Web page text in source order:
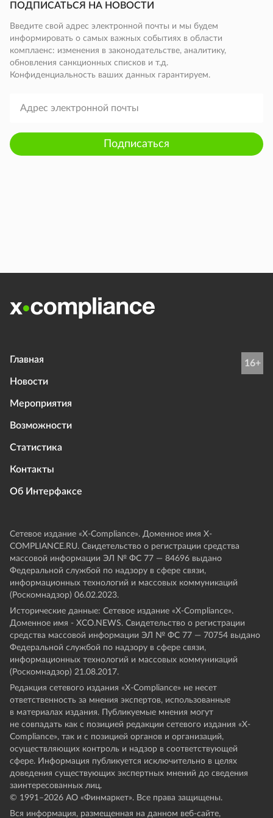
ПОДПИСАТЬСЯ НА НОВОСТИ
Введите свой адрес электронной почты и мы будем
информировать о самых важных событиях в области
комплаенс: изменения в законодательстве, аналитику,
обновления санкционных списков и т.д.
Конфиденциальность ваших данных гарантируем.
Подписаться
Главная
Новости
Мероприятия
Возможности
Статистика
Контакты
Об Интерфаксе
16+
Сетевое издание «Х-Compliance». Доменное имя X-
COMPLIANCE.RU. Свидетельство о регистрации средства
массовой информации ЭЛ № ФС 77 — 84696 выдано
Федеральной службой по надзору в сфере связи,
информационных технологий и массовых коммуникаций
(Роскомнадзор) 06.02.2023.
Исторические данные: Сетевое издание «Х-Compliance».
Доменное имя - XCO.NEWS. Свидетельство о регистрации
средства массовой информации ЭЛ № ФС 77 — 70754 выдано
Федеральной службой по надзору в сфере связи,
информационных технологий и массовых коммуникаций
(Роскомнадзор) 21.08.2017.
Редакция сетевого издания «X-Compliance» не несет
ответственность за мнения экспертов, использованные
в материалах издания. Публикуемые мнения могут
не совпадать как с позицией редакции сетевого издания «X-
Compliance», так и с позицией органов и организаций,
осуществляющих контроль и надзор в соответствующей
сфере. Информация публикуется исключительно в целях
доведения существующих экспертных мнений до сведения
заинтересованных лиц.
© 1991–2026 АО «Финмаркет». Все права защищены.
Вся информация, размещенная на данном веб-сайте,